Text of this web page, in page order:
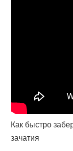
Как быстро
зачатия